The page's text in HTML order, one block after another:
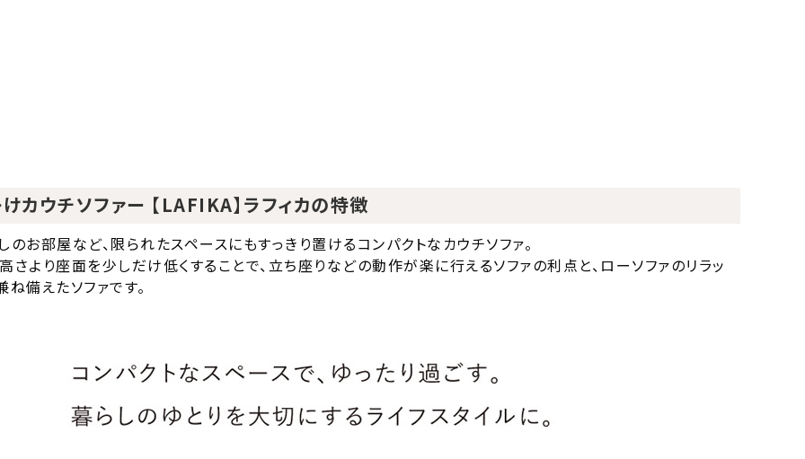
カウチソファー 【LAFIKA】ラフィカの特徴
のお部屋など、限られたスペースにもすっきり置けるコンパクトなカウチソファ。
さより座面を少しだけ低くすることで、立ち座りなどの動作が楽に行えるソファの利点と、ローソファのリラッ
備えたソファです。